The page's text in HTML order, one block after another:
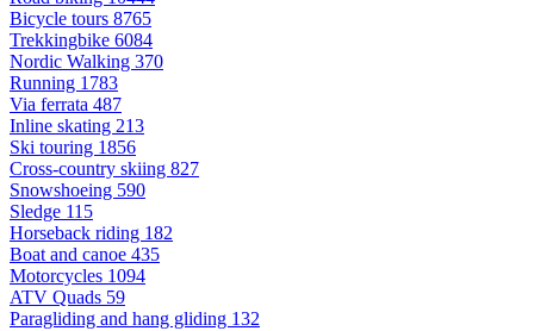
Bicycle tours 8765
Trekkingbike 6084
Nordic Walking 370
Running 1783
Via ferrata 487
Inline skating 213
Ski touring 1856
Cross-country skiing 827
Snowshoeing 590
Sledge 115
Horseback riding 182
Boat and canoe 435
Motorcycles 1094
ATV Quads 59
Paragliding and hang gliding 132